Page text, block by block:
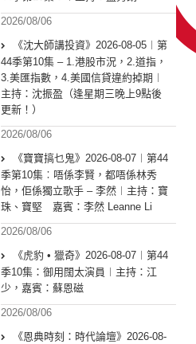
2026/08/06
《沈大師講投資》2026-08-05︱第
44季第10集 – 1.港股市況，2.道指，
3.美匯指數，4.美國信貸違約掉期︱
主持：沈振盈（逢星期三晚上9點後
更新！）
2026/08/06
《寶寶搞乜鬼》2026-08-07︱第44
季第10集︰唔係李賢，都唔係林秀
怡，佢係獨立歌手 – 李然︱主持：寶
珠、寶堅 嘉賓：李然 Leanne Li
2026/08/06
《虎豹 • 獵奇》2026-08-07︱第44
季10集：御用闊太演員︱主持：江
少，嘉賓：蘇恩磁
2026/08/06
《恩典時刻：時代論壇》2026-08-